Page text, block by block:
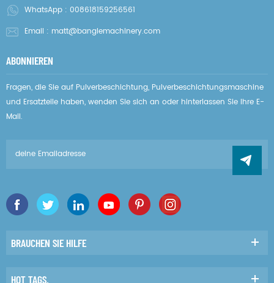
WhatsApp : 008618159256561
Email : matt@banglemachinery.com
ABONNIEREN
Fragen, die Sie auf Pulverbeschichtung, Pulverbeschichtungsmaschine
und Ersatzteile haben, wenden Sie sich an oder hinterlassen Sie Ihre E-
Mail.
BRAUCHEN SIE HILFE
HOT TAGS.